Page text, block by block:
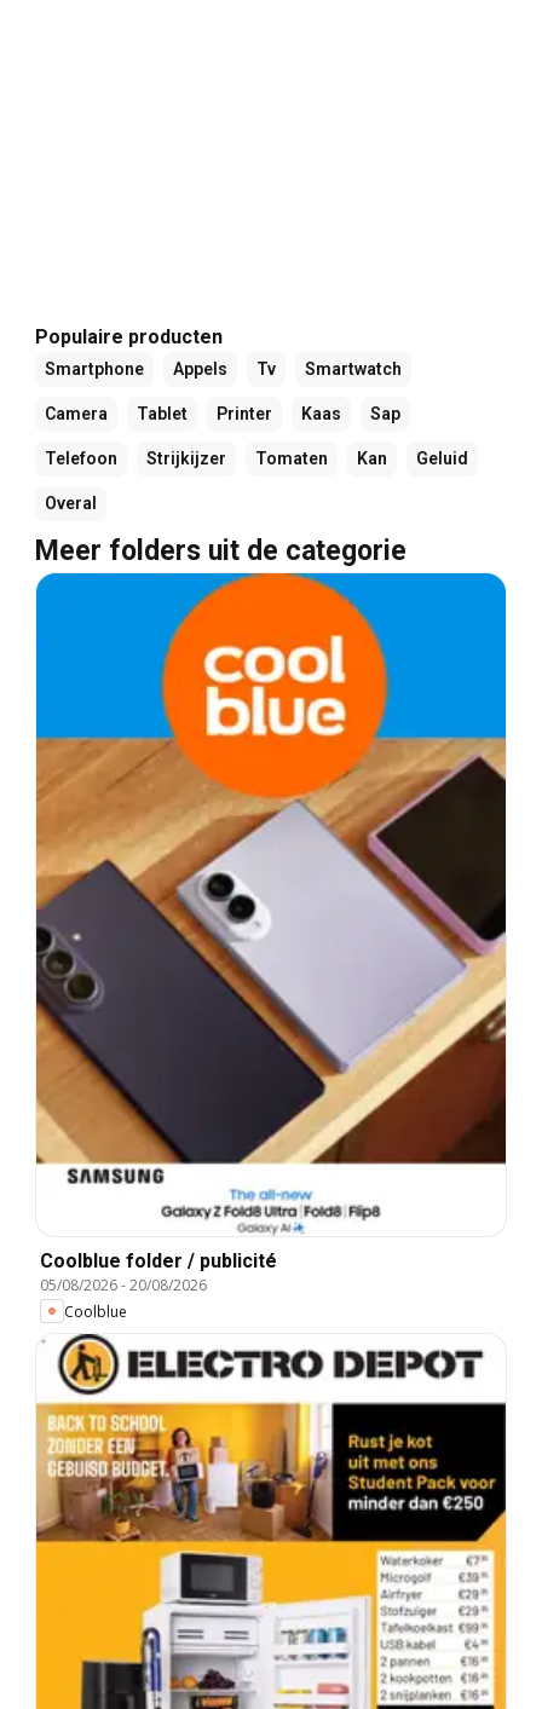
Populaire producten
Smartphone Appels Tv Smartwatch
Camera Tablet Printer Kaas Sap
Telefoon Strijkijzer Tomaten Kan Geluid
Overal
Meer folders uit de categorie
Coolblue folder / publicité
05/08/2026-20/08/2026
Coolblue